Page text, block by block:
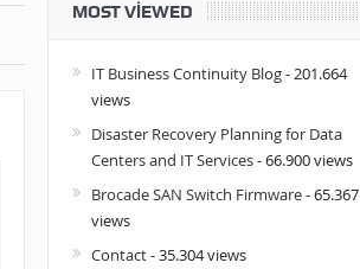
MOST VIEWED
IT Business Continuity Blog- 201.664
views
Disaster Recovery Planning for Data
Centers and IT Services- 66.900 views
Brocade SAN Switch Firmware- 65.367
views
Contact- 35.304 views